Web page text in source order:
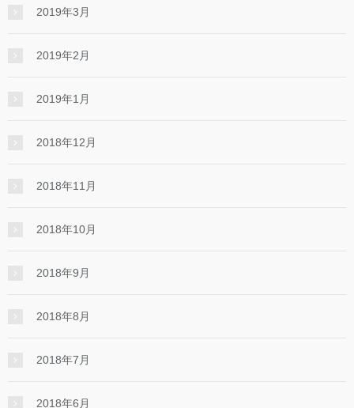
2019年3月
2019年2月
2019年1月
2018年12月
2018年11月
2018年10月
2018年9月
2018年8月
2018年7月
2018年6月